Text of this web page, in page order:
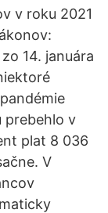
v roku 2021
14. januára
prebehlo v
plat 8 036
V